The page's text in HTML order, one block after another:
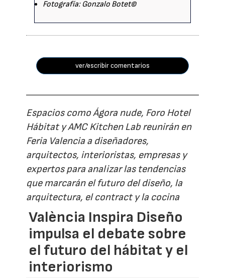
Fotografía: Gonzalo Botet©
ver/escribir comentarios
Espacios como Ágora nude, Foro Hotel
Hábitat y AMC Kitchen Lab reunirán en
Feria Valencia a diseñadores,
arquitectos, interioristas, empresas y
expertos para analizar las tendencias
que marcarán el futuro del diseño, la
arquitectura, el contract y la cocina
València Inspira Diseño
impulsa el debate sobre
el futuro del hábitat y el
interiorismo